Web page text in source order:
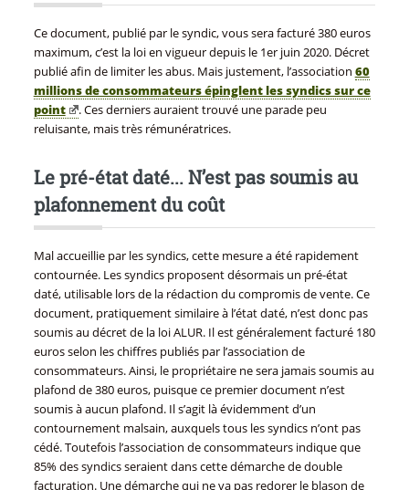
Ce document, publié par le syndic, vous sera facturé 380 euros
maximum, c’est la loi en vigueur depuis le 1er juin 2020. Décret
publié afin de limiter les abus. Mais justement, l’association 60
millions de consommateurs épinglent les syndics sur ce
point
. Ces derniers auraient trouvé une parade peu
reluisante, mais très rémunératrices.
Le pré-état daté... N’est pas soumis au
plafonnement du coût
Mal accueillie par les syndics, cette mesure a été rapidement
contournée. Les syndics proposent désormais un pré-état
daté, utilisable lors de la rédaction du compromis de vente. Ce
document, pratiquement similaire à l’état daté, n’est donc pas
soumis au décret de la loi ALUR. Il est généralement facturé 180
euros selon les chiffres publiés par l’association de
consommateurs. Ainsi, le propriétaire ne sera jamais soumis au
plafond de 380 euros, puisque ce premier document n’est
soumis à aucun plafond. Il s’agit là évidemment d’un
contournement malsain, auxquels tous les syndics n’ont pas
cédé. Toutefois l’association de consommateurs indique que
85% des syndics seraient dans cette démarche de double
facturation. Une démarche qui ne va pas redorer le blason de